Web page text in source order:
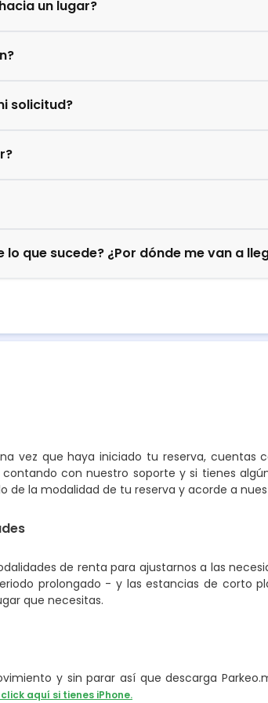
un lugar?
solicitud?
lo que sucede? ¿Por dónde me van a
vez que haya iniciado tu reserva,
contando con nuestro soporte y si tienes
de la modalidad de tu reserva y acorde a
de renta para ajustarnos a las
prolongado - y las estancias de corto
que necesitas.
y sin parar así que descarga
click aquí si tienes iPhone.